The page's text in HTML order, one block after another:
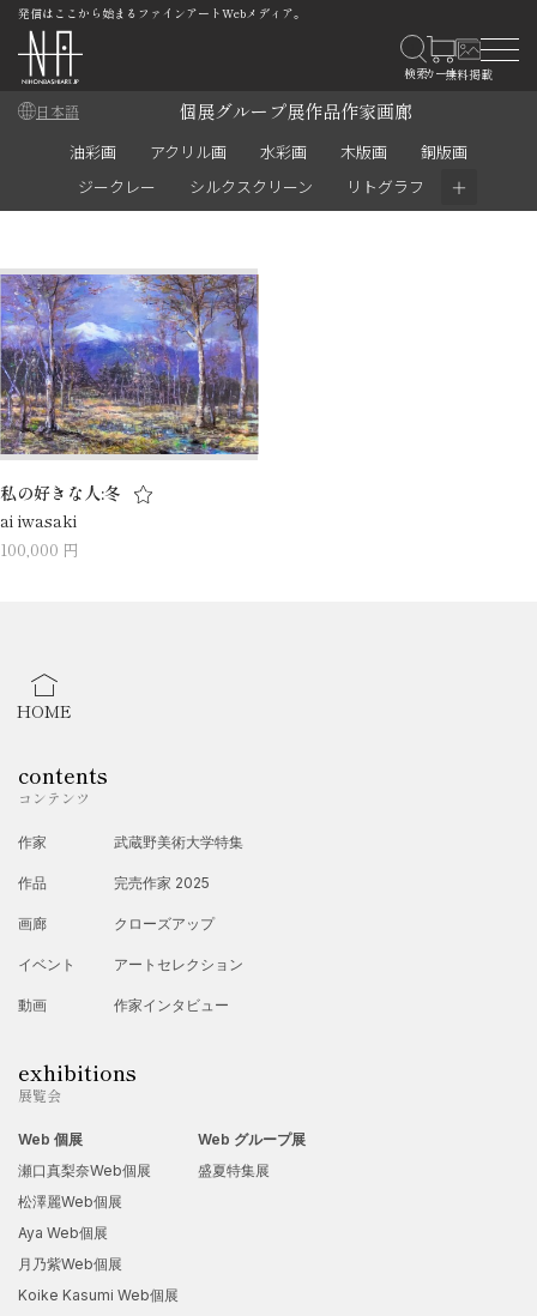
発信はここから始まるファインアートWebメディア。
日本語 個展グループ展作品作家画廊
油彩画 アクリル画 水彩画 木版画
銅版画
ジークレー
シルクスクリーン リトグラフ ＋
私の好きな人:冬
ai iwasaki
100,000 円
HOME
contents
コンテンツ
作家
作品
画廊
イベント
動画
武蔵野美術大学特集
完売作家 2025
クローズアップ
アートセレクション
作家インタビュー
exhibitions
展覧会
Web 個展
瀬口真梨奈Web個展
松澤麗Web個展
Aya Web個展
月乃紫Web個展
Koike Kasumi Web個展
Web グループ展
盛夏特集展